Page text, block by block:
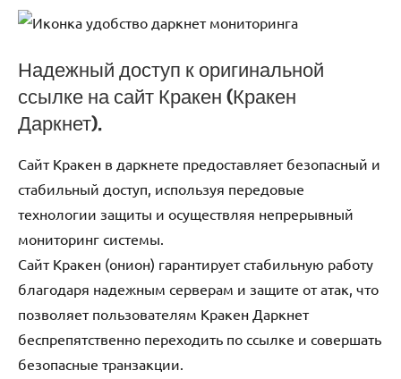
Надежный доступ к оригинальной
ссылке на сайт Кракен (Кракен
Даркнет).
Сайт Кракен в даркнете предоставляет безопасный и
стабильный доступ, используя передовые
технологии защиты и осуществляя непрерывный
мониторинг системы.
Сайт Кракен (онион) гарантирует стабильную работу
благодаря надежным серверам и защите от атак, что
позволяет пользователям Кракен Даркнет
беспрепятственно переходить по ссылке и совершать
безопасные транзакции.